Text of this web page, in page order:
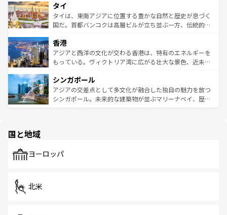
リティに包まれながら、韓国の多彩な魅力を心ゆくまで味
わってみてほしい。 なお、新着の韓国情報はコンテンツ一
覧を参照してほしい。
急速な発展と共に伝統が息づく。ハノイの古い町並みやホ
ーチミン市のフランス統治時代の建物も、独特の雰囲気を
醸し出している。また、バラエティの豊かさとおいしさで
とつ。フォーやバインミー、ベトナムコーヒーなどは、ぜ
ひ現地で味わいたい。どの地域を訪れてもあたたかい人々
が旅行者を迎えてくれるので、きっと忘れられない旅にな
参照してほしい。
タイ
タイは、東南アジアに位置する豊かな自然と歴史が息づく
国だ。首都バンコクは高層ビルが立ち並ぶ一方、伝統的な
の活気が交差している。北部ではチェンマイなどの山岳地
帯で自然と触れ合い、南部ではプーケットやクラビの美し
いビーチでリゾート気分を楽しむことができる。タイ料理
激する。気候は一年中温暖で、どの季節にも異なる楽しみ
が待っている。親しみやすいタイの人々、仏教を中心とし
た文化、そして多様な観光資源が、訪れる旅人を魅了し続
香港
アジアと西洋の文化が交わる香港は、特有のエネルギーを
もっている。ヴィクトリア湾に広がる壮大な景色、近未来
み、どこを訪れても感動するはず。観光スポットが密集し
ており、効率よく見どころを回れるのも魅力。息をのむよ
うな絶景から文化的な体験まで、香港を存分に楽しみ尽く
シンガポール
アジアの交差点として多文化が融合した独自の魅力を放つ
シンガポール。未来的な建築物が並ぶマリーナベイ、歴史
で、ホーカーズは地元の風情を楽しめる外せないスポット
国と地域
ヨーロッパ
北米